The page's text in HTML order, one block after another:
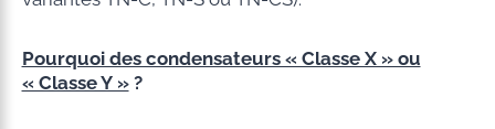
Pourquoi des condensateurs « Classe X » ou
« Classe Y »?